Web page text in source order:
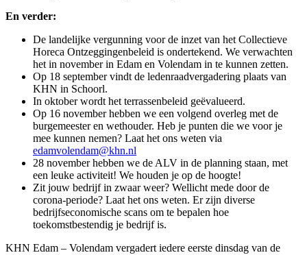
En verder:
De landelijke vergunning voor de inzet van het Collectieve
Horeca Ontzeggingenbeleid is ondertekend. We verwachten
het in november in Edam en Volendam in te kunnen zetten.
Op 18 september vindt de ledenraadvergadering plaats van
KHN in Schoorl.
In oktober wordt het terrassenbeleid geëvalueerd.
Op 16 november hebben we een volgend overleg met de
burgemeester en wethouder. Heb je punten die we voor je
mee kunnen nemen? Laat het ons weten via
edamvolendam@khn.nl
28 november hebben we de ALV in de planning staan, met
een leuke activiteit! We houden je op de hoogte!
Zit jouw bedrijf in zwaar weer? Wellicht mede door de
corona-periode? Laat het ons weten. Er zijn diverse
bedrijfseconomische scans om te bepalen hoe
toekomstbestendig je bedrijf is.
KHN Edam – Volendam vergadert iedere eerste dinsdag van de